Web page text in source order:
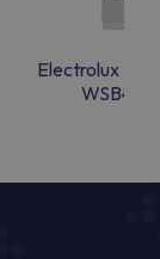
Electrolux